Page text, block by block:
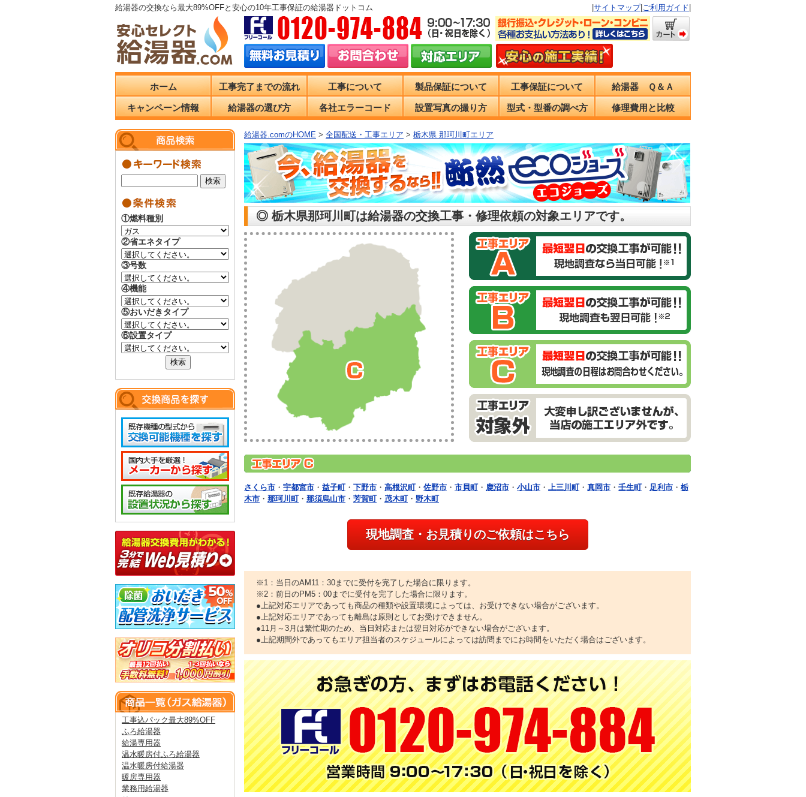
給湯器の交換なら最大89%OFFと安心の10年工事保証の給湯器ドットコム サイトマップ| ご利用ガイド
ホーム 工事完了までの流れ 工事について 製品保証について 工事保証について 給湯器 Ｑ＆Ａ
キャンペーン情報 給湯器の選び方 各社エラーコード 設置写真の撮り方 型式・型番の調べ方 修理費用と比較
給湯器.comのHOME > 全国配送・工事エリア > 栃木県 那珂川町エリア
◎ 栃木県那珂川町は給湯器の交換工事・修理依頼の対象エリアです。
さくら市 ・ 宇都宮市 ・ 益子町・ 下野市 ・ 高根沢町・ 佐野市 ・ 市貝町・ 鹿沼市 ・ 小山市 ・ 上三川町・ 真岡市 ・ 壬生町・ 足利市 ・ 栃
木市 ・ 那珂川町・ 那須烏山市 ・ 芳賀町・ 茂木町・ 野木町
現地調査・お見積りのご依頼はこちら
※1：当日のAM11：30までに受付を完了した場合に限ります。
※2：前日のPM5：00までに受付を完了した場合に限ります。
●上記対応エリアであっても商品の種類や設置環境によっては、お受けできない場合がございます。
●上記対応エリアであっても離島は原則としてお受けできません。
●11月～3月は繁忙期のため、当日対応または翌日対応ができない場合がございます。
●上記期間外であってもエリア担当者のスケジュールによっては訪問までにお時間をいただく場合はございます。
①燃料種別
②省エネタイプ
③号数
④機能
⑤おいだきタイプ
⑥設置タイプ
工事込パック最大89%OFF
ふろ給湯器
給湯専用器
温水暖房付ふろ給湯器
温水暖房付給湯器
暖房専用器
業務用給湯器